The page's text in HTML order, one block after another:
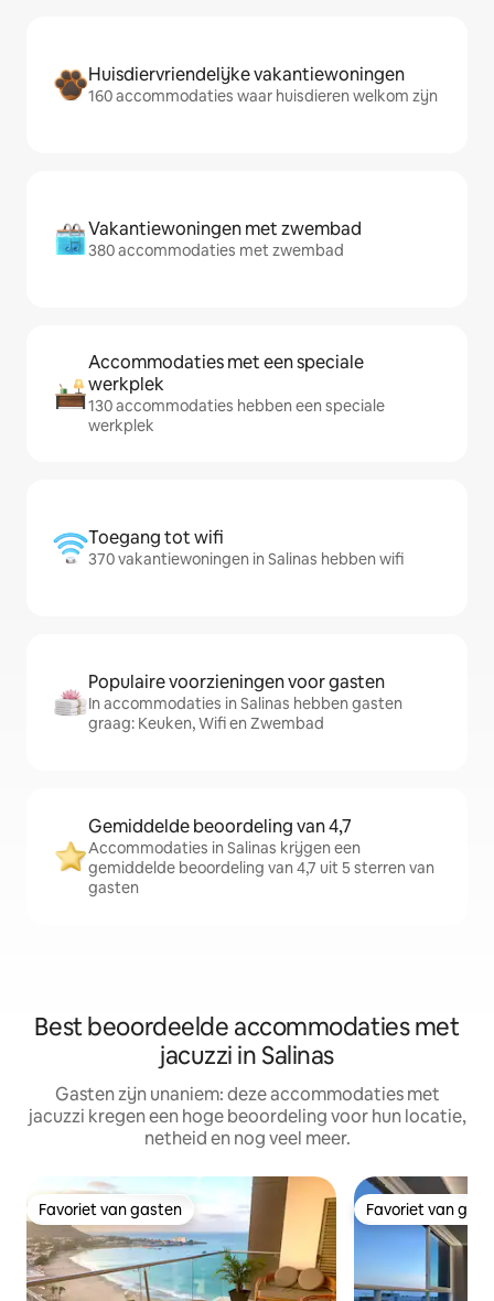
Huisdiervriendelijke vakantiewoningen
160 accommodaties waar huisdieren welkom zijn
Vakantiewoningen met zwembad
380 accommodaties met zwembad
Accommodaties met een speciale
werkplek
130 accommodaties hebben een speciale
werkplek
Toegang tot wifi
370 vakantiewoningen in Salinas hebben wifi
Populaire voorzieningen voor gasten
In accommodaties in Salinas hebben gasten
graag: Keuken, Wifi en Zwembad
Gemiddelde beoordeling van 4,7
Accommodaties in Salinas krijgen een
gemiddelde beoordeling van 4,7 uit 5 sterren van
gasten
Best beoordeelde accommodaties met
jacuzzi in Salinas
Gasten zijn unaniem: deze accommodaties met
jacuzzi kregen een hoge beoordeling voor hun locatie,
netheid en nog veel meer.
Favoriet van gasten
Favoriet van gasten Favoriet van
Favoriet van